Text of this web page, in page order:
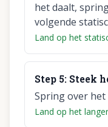
het daalt,
volgende
Land op het
Step 5: Steek
Spring over
Land op het